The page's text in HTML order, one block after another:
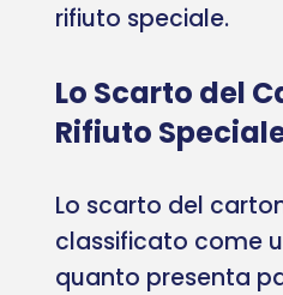
rifiuto speciale.
Lo Scarto del
Rifiuto
Lo scarto del
classificato come
quanto presenta